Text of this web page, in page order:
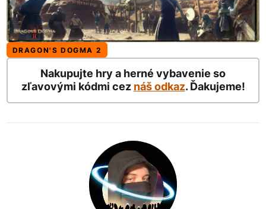
DRAGON'S DOGMA 2
Nakupujte hry a herné vybavenie so
zľavovými kódmi cez náš odkaz. Ďakujeme!